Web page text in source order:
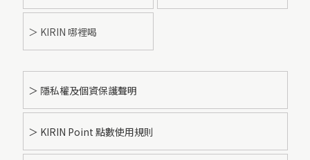
＞ KIRIN 哪裡喝
＞ 隱私權及個資保護聲明
＞ KIRIN Point 點數使用規則